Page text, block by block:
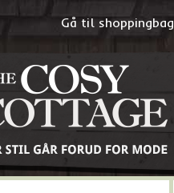
Gå til shoppingbag